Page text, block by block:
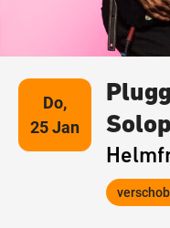
Do,
25 Jan